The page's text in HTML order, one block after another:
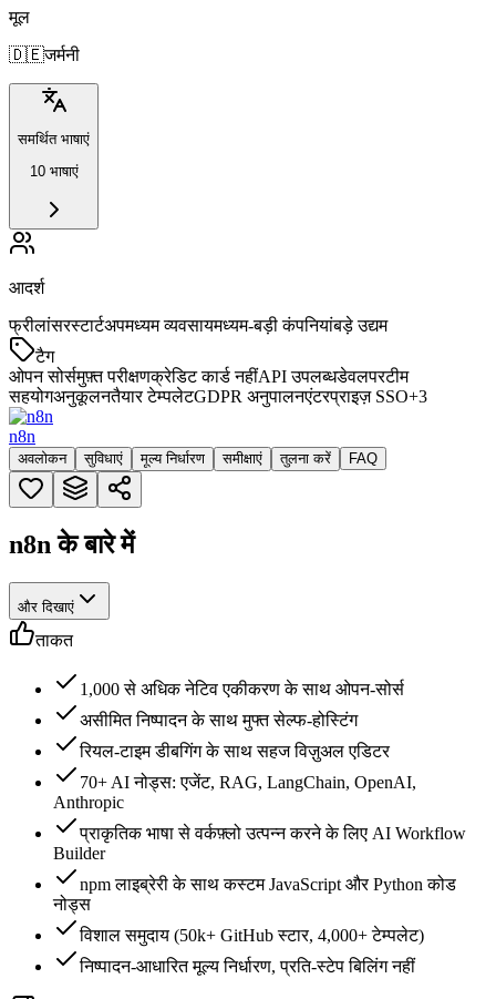
मूल
🇩🇪जर्मनी
समर्थित भाषाएं
10 भाषाएं
आदर्श
फ्रीलांसरस्टार्टअपमध्यम व्यवसायमध्यम-बड़ी कंपनियांबड़े उद्यम
टैग
ओपन सोर्समुफ़्त परीक्षणक्रेडिट कार्ड नहींAPI उपलब्धडेवलपरटीम
सहयोगअनुकूलनतैयार टेम्पलेटGDPR अनुपालनएंटरप्राइज़ SSO+3
n8n
अवलोकन सुविधाएं मूल्य निर्धारण समीक्षाएं तुलना करें FAQ
n8n के बारे में
और दिखाएं
ताकत
1,000 से अधिक नेटिव एकीकरण के साथ ओपन-सोर्स
असीमित निष्पादन के साथ मुफ्त सेल्फ-होस्टिंग
रियल-टाइम डीबगिंग के साथ सहज विज़ुअल एडिटर
70+ AI नोड्स: एजेंट, RAG, LangChain, OpenAI,
Anthropic
प्राकृतिक भाषा से वर्कफ़्लो उत्पन्न करने के लिए AI Workflow
Builder
npm लाइब्रेरी के साथ कस्टम JavaScript और Python कोड
नोड्स
विशाल समुदाय (50k+ GitHub स्टार, 4,000+ टेम्पलेट)
निष्पादन-आधारित मूल्य निर्धारण, प्रति-स्टेप बिलिंग नहीं